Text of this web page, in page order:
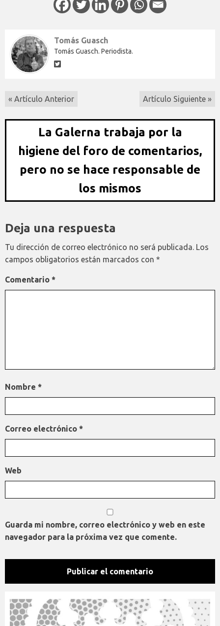
Tomás Guasch
Tomás Guasch. Periodista.
« Artículo Anterior Artículo Siguiente »
La Galerna trabaja por la
higiene del foro de comentarios,
pero no se hace responsable de
los mismos
Deja una respuesta
Tu dirección de correo electrónico no será publicada. Los
campos obligatorios están marcados con *
Comentario *
Nombre *
Correo electrónico *
Web
Guarda mi nombre, correo electrónico y web en este
navegador para la próxima vez que comente.